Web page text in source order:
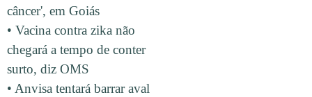
câncer', em Goiás
• Vacina contra zika não
chegará a tempo de conter
surto, diz OMS
• Anvisa tentará barrar aval